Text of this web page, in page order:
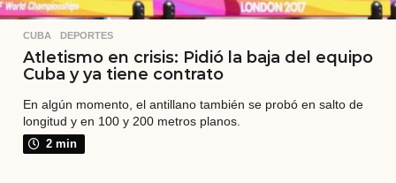
CUBA ,DEPORTES
Atletismo en crisis: Pidió la baja del equipo
Cuba y ya tiene contrato
En algún momento, el antillano también se probó en salto de
longitud y en 100 y 200 metros planos.
2 min